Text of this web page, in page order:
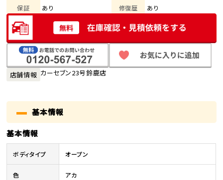
保証
あり 修復歴 あり
店舗情報 カーセブン23号鈴鹿店
基本情報
基本情報
ボディタイプ オープン
色 アカ